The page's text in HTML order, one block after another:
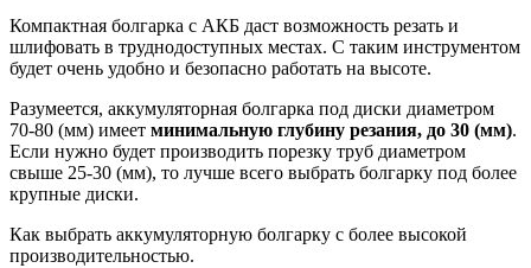
Компактная болгарка с АКБ даст возможность резать и
шлифовать в труднодоступных местах. С таким инструментом
будет очень удобно и безопасно работать на высоте.
Разумеется, аккумуляторная болгарка под диски диаметром
70-80 (мм) имеет минимальную глубину резания, до 30 (мм).
Если нужно будет производить порезку труб диаметром
свыше 25-30 (мм), то лучше всего выбрать болгарку под более
крупные диски.
Как выбрать аккумуляторную болгарку с более высокой
производительностью.